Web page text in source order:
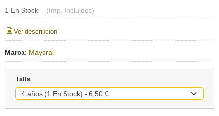
1 En Stock - (Imp. Incluidos)
Ver descripción
Marca: Mayoral
Talla